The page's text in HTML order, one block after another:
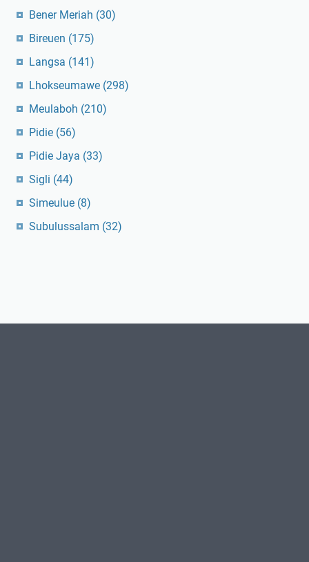
Bener Meriah (30)
Bireuen (175)
Langsa (141)
Lhokseumawe (298)
Meulaboh (210)
Pidie (56)
Pidie Jaya (33)
Sigli (44)
Simeulue (8)
Subulussalam (32)